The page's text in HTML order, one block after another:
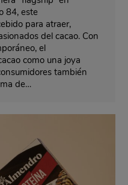
84, este
para atraer,
del cacao. Con
el
como una joya
también
de…